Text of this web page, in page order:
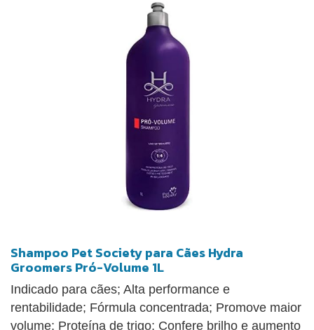
Shampoo Pet Society para Cães Hydra
Groomers Pró-Volume 1L
Indicado para cães; Alta performance e
rentabilidade; Fórmula concentrada; Promove maior
volume; Proteína de trigo; Confere brilho e aumento